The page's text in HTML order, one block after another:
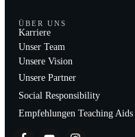
ÜBER UNS
Karriere
Unser Team
Unsere Vision
Unsere Partner
Social Responsibility
Empfehlungen Teaching Aids